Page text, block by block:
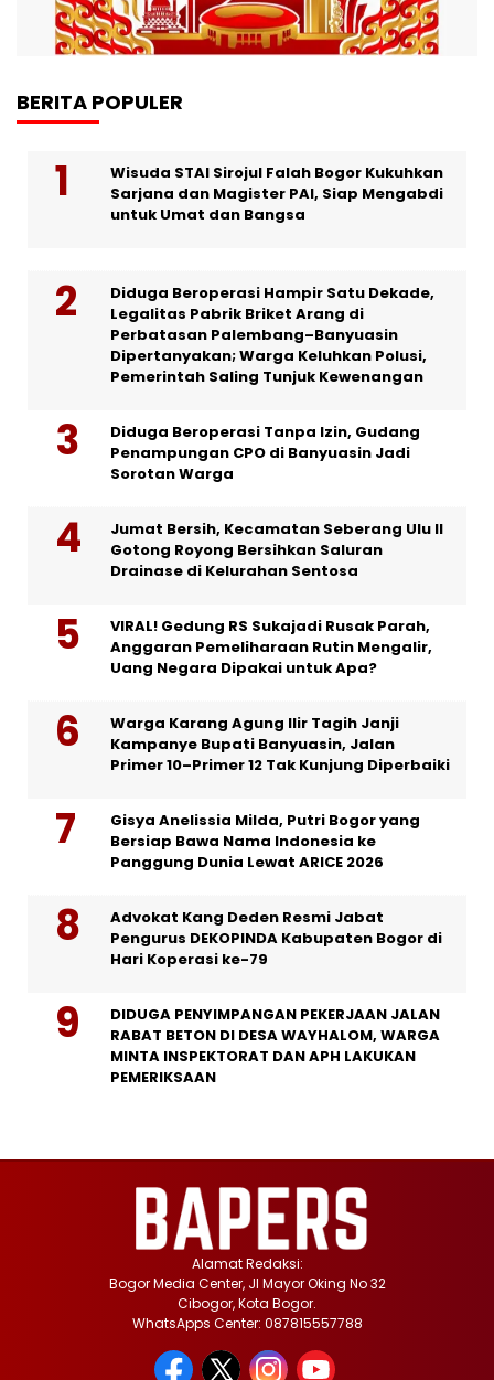
BERITA POPULER
Wisuda STAI Sirojul Falah Bogor Kukuhkan
Sarjana dan Magister PAI, Siap Mengabdi
untuk Umat dan Bangsa
Diduga Beroperasi Hampir Satu Dekade,
Legalitas Pabrik Briket Arang di
Perbatasan Palembang–Banyuasin
Dipertanyakan; Warga Keluhkan Polusi,
Pemerintah Saling Tunjuk Kewenangan
Diduga Beroperasi Tanpa Izin, Gudang
Penampungan CPO di Banyuasin Jadi
Sorotan Warga
Jumat Bersih, Kecamatan Seberang Ulu II
Gotong Royong Bersihkan Saluran
Drainase di Kelurahan Sentosa
VIRAL! Gedung RS Sukajadi Rusak Parah,
Anggaran Pemeliharaan Rutin Mengalir,
Uang Negara Dipakai untuk Apa?
Warga Karang Agung Ilir Tagih Janji
Kampanye Bupati Banyuasin, Jalan
Primer 10–Primer 12 Tak Kunjung Diperbaiki
Gisya Anelissia Milda, Putri Bogor yang
Bersiap Bawa Nama Indonesia ke
Panggung Dunia Lewat ARICE 2026
Advokat Kang Deden Resmi Jabat
Pengurus DEKOPINDA Kabupaten Bogor di
Hari Koperasi ke-79
DIDUGA PENYIMPANGAN PEKERJAAN JALAN
RABAT BETON DI DESA WAYHALOM, WARGA
MINTA INSPEKTORAT DAN APH LAKUKAN
PEMERIKSAAN
Alamat Redaksi:
Bogor Media Center, Jl Mayor Oking No 32
Cibogor, Kota Bogor.
WhatsApps Center: 087815557788